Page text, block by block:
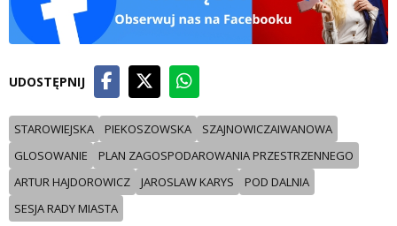
UDOSTĘPNIJ
STAROWIEJSKA PIEKOSZOWSKA
SZAJNOWICZAIWANOWA
GLOSOWANIE
PLAN ZAGOSPODAROWANIA PRZESTRZENNEGO
ARTUR HAJDOROWICZ
JAROSLAW KARYS
POD DALNIA
SESJA RADY MIASTA